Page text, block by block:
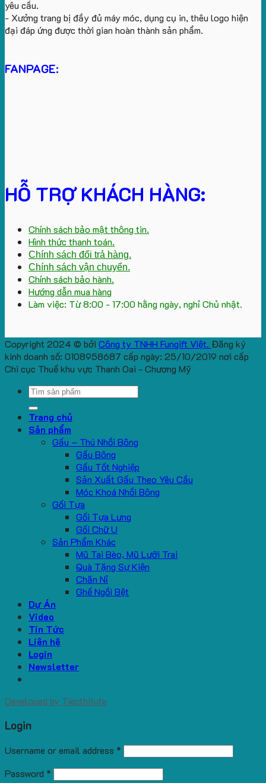
yêu cầu.
- Xưởng trang bị đầy đủ máy móc, dụng cụ in, thêu logo hiện
đại đáp ứng được thời gian hoàn thành sản phẩm.
FANPAGE:
HỖ TRỢ KHÁCH HÀNG:
Chính sách bảo mật thông tin.
Hình thức thanh toán.
Chính sách đổi trả hàng.
Chính sách vận chuyển.
Chính sách bảo hành.
Hướng dẫn mua hàng
Làm việc: Từ 8:00 - 17:00 hằng ngày, nghỉ Chủ nhật.
Copyright 2024 © bởi Công ty TNHH Fungift Việt. Đăng ký
kinh doanh số: 0108958687 cấp ngày: 25/10/2019 nơi cấp
Chi cục Thuế khu vực Thanh Oai - Chương Mỹ
Search
for:
Trang chủ
Sản phẩm
Gấu – Thú Nhồi Bông
Gấu Bông
Gấu Tốt Nghiệp
Sản Xuất Gấu Theo Yêu Cầu
Móc Khoá Nhồi Bông
Gối Tựa
Gối Tựa Lưng
Gối Chữ U
Sản Phẩm Khác
Mũ Tai Bèo, Mũ Lưỡi Trai
Quà Tặng Sự Kiện
Chăn Nỉ
Ghế Ngồi Bệt
Dự Án
Video
Tin Tức
Liên hệ
Login
Newsletter
Developed by Tiepthitute
Login
Username or email address *
Password *